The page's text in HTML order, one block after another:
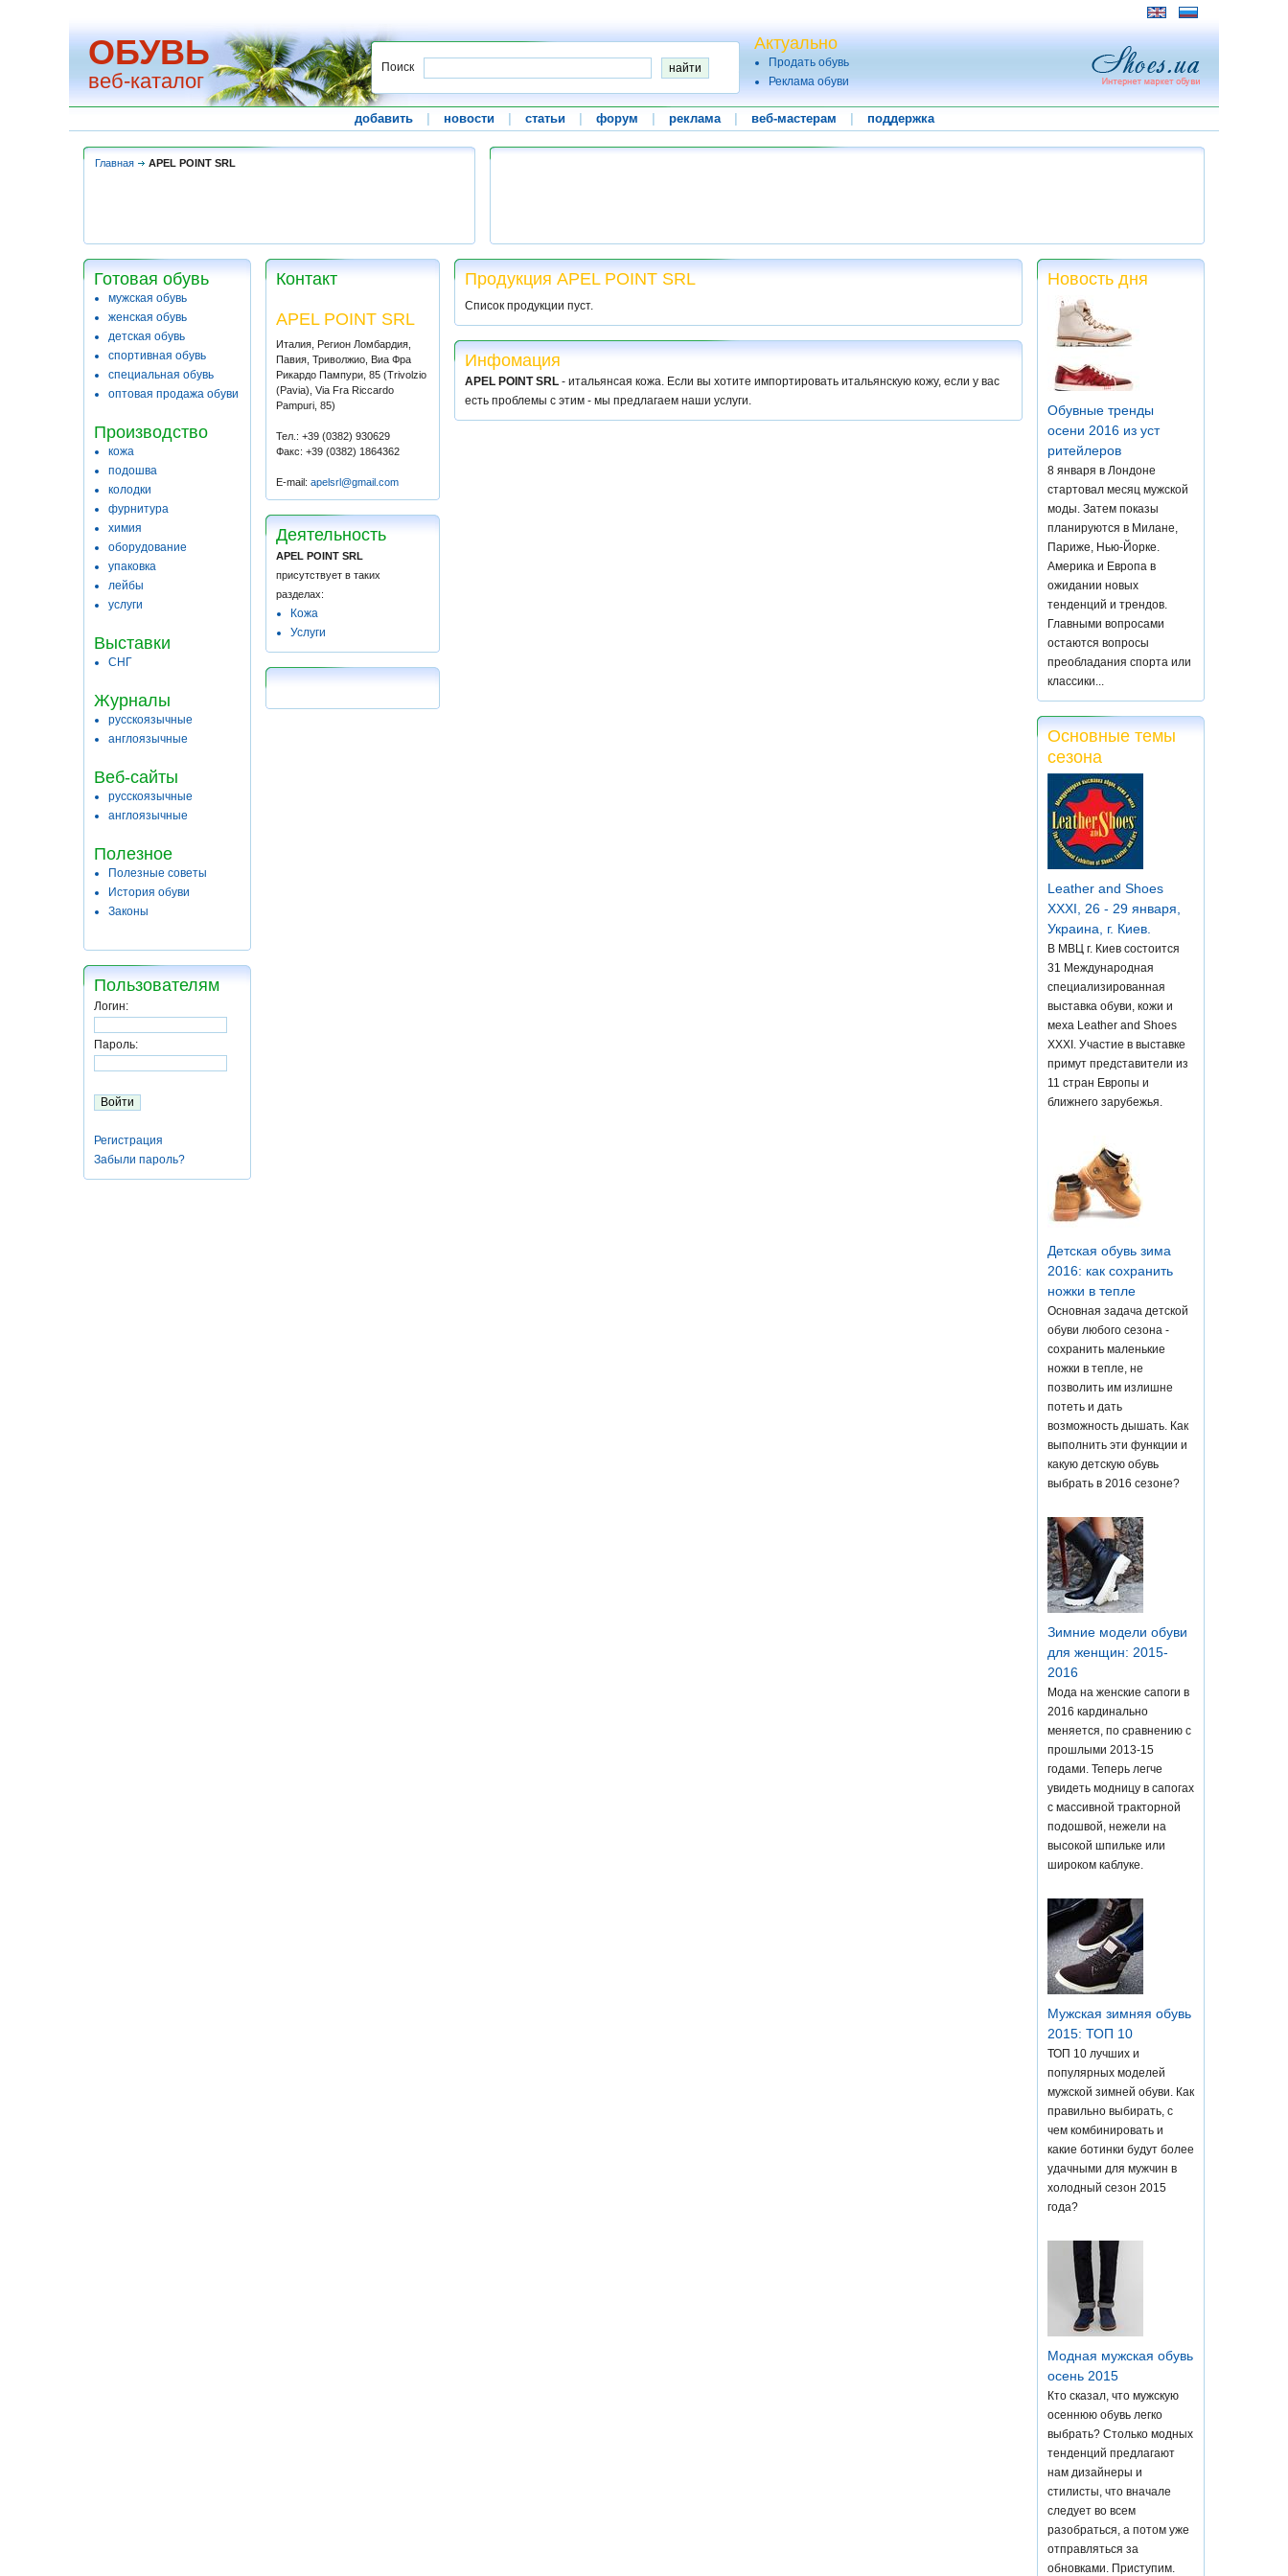
ОБУВЬ
веб-каталог
Поиск
Актуально
Продать обувь
Реклама обуви
добавить новости статьи форум реклама веб-мастерам поддержка
Главная APEL POINT SRL
Готовая обувь
мужская обувь
женская обувь
детская обувь
спортивная обувь
специальная обувь
оптовая продажа обуви
Производство
кожа
подошва
колодки
фурнитура
химия
оборудование
упаковка
лейбы
услуги
Выставки
СНГ
Журналы
русскоязычные
англоязычные
Веб-сайты
русскоязычные
англоязычные
Полезное
Полезные советы
История обуви
Законы
Пользователям
Логин:
Пароль:
Регистрация
Забыли пароль?
Контакт
APEL POINT SRL
Италия, Регион Ломбардия,
Павия, Триволжио, Виа Фра
Рикардо Пампури, 85 (Trivolzio
(Pavia), Via Fra Riccardo
Pampuri, 85)
Тел.: +39 (0382) 930629
Факс: +39 (0382) 1864362
E-mail: apelsrl@gmail.com
Деятельность
APEL POINT SRL
присутствует в таких
разделах:
Кожа
Услуги
Продукция APEL POINT SRL
Список продукции пуст.
Инфомация
APEL POINT SRL - итальянсая кожа. Если вы хотите импортировать итальянскую кожу, если у вас
есть проблемы с этим - мы предлагаем наши услуги.
Новость дня
Обувные тренды
осени 2016 из уст
ритейлеров
8 января в Лондоне
стартовал месяц мужской
моды. Затем показы
планируются в Милане,
Париже, Нью-Йорке.
Америка и Европа в
ожидании новых
тенденций и трендов.
Главными вопросами
остаются вопросы
преобладания спорта или
классики...
Основные темы
сезона
Leather and Shoes
XXXI, 26 - 29 января,
Украина, г. Киев.
В МВЦ г. Киев состоится
31 Международная
специализированная
выставка обуви, кожи и
меха Leather and Shoes
XXXI. Участие в выставке
примут представители из
11 стран Европы и
ближнего зарубежья.
Детская обувь зима
2016: как сохранить
ножки в тепле
Основная задача детской
обуви любого сезона -
сохранить маленькие
ножки в тепле, не
позволить им излишне
потеть и дать
возможность дышать. Как
выполнить эти функции и
какую детскую обувь
выбрать в 2016 сезоне?
Зимние модели обуви
для женщин: 2015-
2016
Мода на женские сапоги в
2016 кардинально
меняется, по сравнению с
прошлыми 2013-15
годами. Теперь легче
увидеть модницу в сапогах
с массивной тракторной
подошвой, нежели на
высокой шпильке или
широком каблуке.
Мужская зимняя обувь
2015: ТОП 10
ТОП 10 лучших и
популярных моделей
мужской зимней обуви. Как
правильно выбирать, с
чем комбинировать и
какие ботинки будут более
удачными для мужчин в
холодный сезон 2015
года?
Модная мужская обувь
осень 2015
Кто сказал, что мужскую
осеннюю обувь легко
выбрать? Столько модных
тенденций предлагают
нам дизайнеры и
стилисты, что вначале
следует во всем
разобраться, а потом уже
отправляться за
обновками. Приступим.